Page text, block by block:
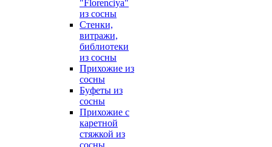
"Florenciya"
из сосны
Стенки,
витражи,
библиотеки
из сосны
Прихожие из
сосны
Буфеты из
сосны
Прихожие с
каретной
стяжкой из
сосны